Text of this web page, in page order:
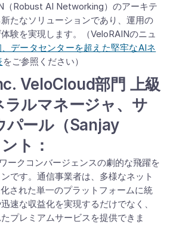
（Robust AI Networking）のアーキテ
たなソリューションであり、運用の
験を実現します。（VeloRAINのニュ
データセンターを超えた堅牢なAIネ
をご参照ください）
VeloCloud部門 上級
ラルマネージャ、サ
パール（Sanjay
ト：
ークコンバージェンスの劇的な飛躍を
です。通信事業者は、多様なネット
された単一のプラットフォームに統
速な収益化を実現するだけでなく、
プレミアムサービスを提供できま